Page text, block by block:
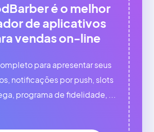
é o melhor
de aplicativos
vendas on-line
para apresentar seus
notificações por push, slots
programa de fidelidade, ...